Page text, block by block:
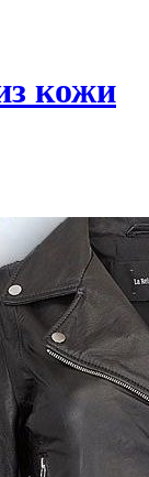
кожи